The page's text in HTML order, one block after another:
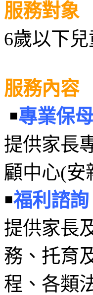
服務對象
6歲以下兒
服務內容
￭專業保
提供家長
顧中心(安
￭福利諮詢
提供家長
務、托育
程、各類